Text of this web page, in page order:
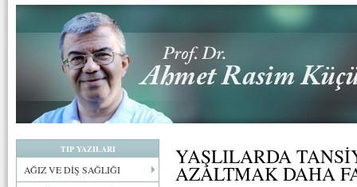
TIP YAZILARI
AĞIZ VE DİŞ SAĞLIĞI
YAŞLILARDA
AZALTMAK DAHA